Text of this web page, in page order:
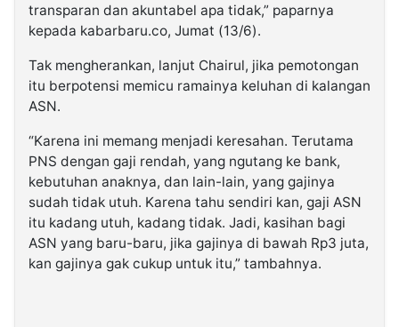
transparan dan akuntabel apa tidak,” paparnya
kepada kabarbaru.co, Jumat (13/6).
Tak mengherankan, lanjut Chairul, jika pemotongan
itu berpotensi memicu ramainya keluhan di kalangan
ASN.
“Karena ini memang menjadi keresahan. Terutama
PNS dengan gaji rendah, yang ngutang ke bank,
kebutuhan anaknya, dan lain-lain, yang gajinya
sudah tidak utuh. Karena tahu sendiri kan, gaji ASN
itu kadang utuh, kadang tidak. Jadi, kasihan bagi
ASN yang baru-baru, jika gajinya di bawah Rp3 juta,
kan gajinya gak cukup untuk itu,” tambahnya.